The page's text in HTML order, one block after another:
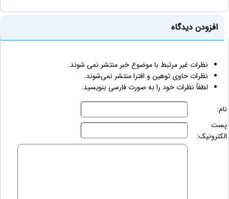
افزودن دیدگاه
نظرات غیر مرتبط با موضوع خبر منتشر نمی شوند.
نظرات حاوی توهین و افترا منتشر نمی‌شوند.
لطفاً نظرات خود را به صورت فارسی بنویسید.
نام:
پست
الکترونیک: